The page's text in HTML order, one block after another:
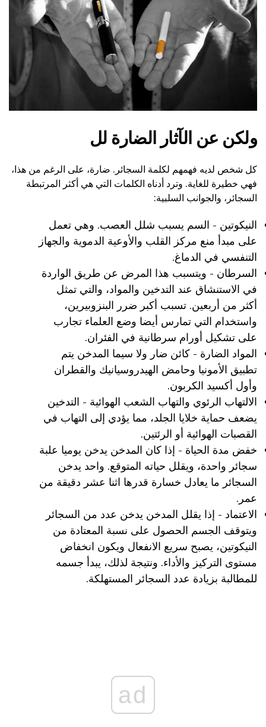
ولكن عن الآثار الضارة لل
كل شخص لديه فهمهم لكلمة السجائر. ضارة، على الرغم من هذا،
فهي خطيرة للغاية. وترد أدناه الكلمات التي هي أكثر المرتبطة
السجائر، والجوانب السلبية:
النيكوتين - السم يسبب شلل العصب. وهي تعمل
على مبدأ منع مركز القلب والأوعية الدموية والجهاز
التنفسي في الدماغ.
السرطان - ويتسبب هذا المرض عن طريق الواردة
في الاستنشاق عند التدخين والمواد، والتي تمثل
أكثر من أربعين. تسبب أكبر ضرر البنزوبيرين،
واستخدام التي تمارس أيضا وضع العلماء تجارب
على تشكيل أورام سرطانية في الفئران.
المواد الضارة - كائن ضار ولا سيما المدخن يتم
تطبيق الأمونيا وحامض الهيدروسيانيك والقطران
وأول أكسيد الكربون.
الالتهاب الرئوي والتهاب الشعب الهوائية - التدخين
يضعف حماية خلايا الجلد، مما يؤدي إلى التهاب في
القصبات الهوائية أو الرئتين.
خفض مدة الحياة - إذا كان المدخن يدخن يوميا علبة
سجائر واحدة، ويقلل حياته المتوقع. واحد يدخن
السجائر ما يعادل خسارة قدرها اثنا عشر دقيقة من
عمر.
الاعتماد - إذا يقلل المدخن يدخن عدد من السجائر
ويتوقف الجسم الحصول على نسبة المعتادة من
النيكوتين، يصبح سريع الانفعال ويكون انخفاض
مستوى التركيز والأداء. ونتيجة لذلك، يبدأ جسمه
للمطالبة بزيادة عدد السجائر المستهلكة.
ad